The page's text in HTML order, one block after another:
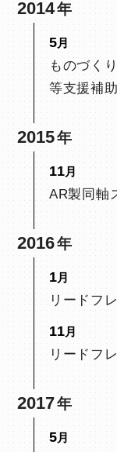
2014
5
ものづく
等支援補
2015
11
AR製同軸
2016
1
リードフ
11
リードフ
2017
5